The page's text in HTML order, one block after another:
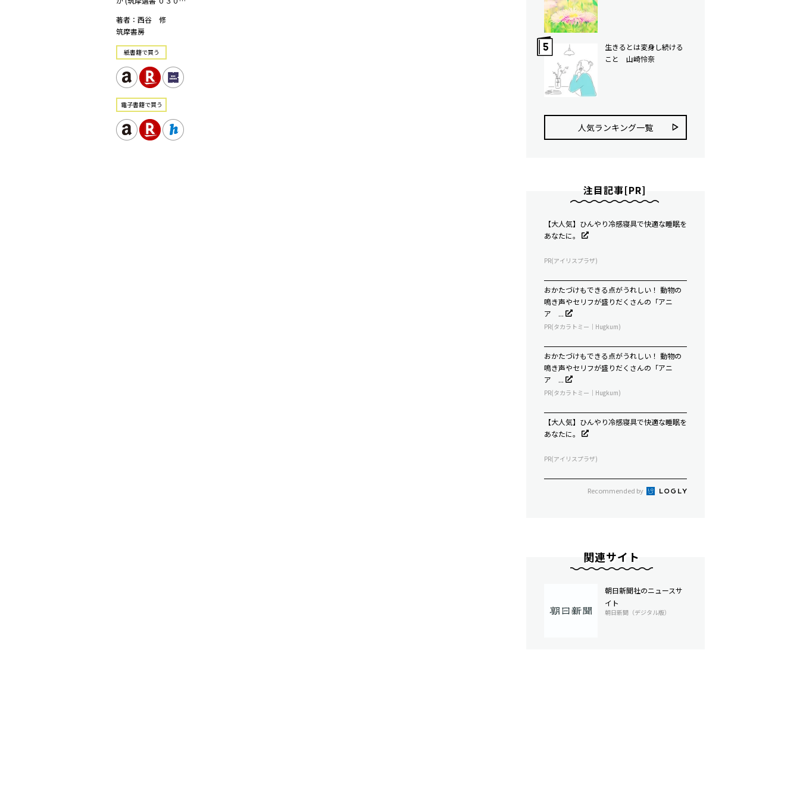
著者：西谷 修
筑摩書房
紙書籍で買う
電⼦書籍で買う
生きるとは変身し続ける
こと 山崎怜奈
人気ランキング⼀覧
注目記事[PR]
【大人気】ひんやり冷感寝具で快適な睡眠を
あなたに。
PR(アイリスプラザ)
おかたづけもできる点がうれしい！ 動物の
鳴き声やセリフが盛りだくさんの「アニ
ア ...
PR(タカラトミー｜Hugkum)
おかたづけもできる点がうれしい！ 動物の
鳴き声やセリフが盛りだくさんの「アニ
ア ...
PR(タカラトミー｜Hugkum)
【大人気】ひんやり冷感寝具で快適な睡眠を
あなたに。
PR(アイリスプラザ)
Recommended by
関連サイト
朝日新聞社のニュースサ
イト
朝日新聞（デジタル版）